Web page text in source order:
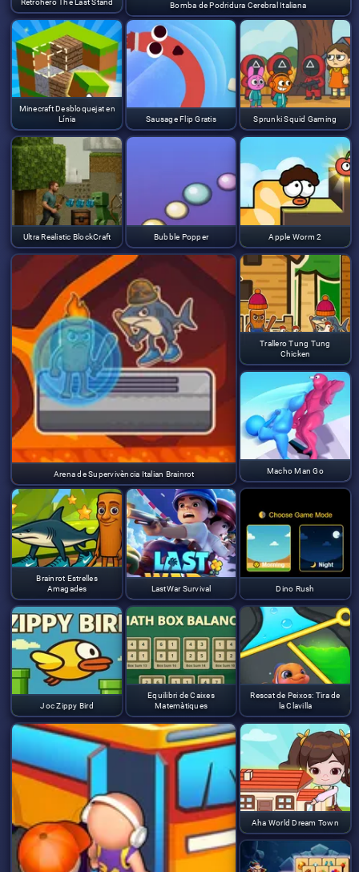
Bomba de Podridura Cerebral Italiana
Minecraft Desbloquejat en
Línia
Sausage Flip Gratis Sprunki Squid Gaming
Ultra Realistic BlockCraft Bubble Popper Apple Worm 2
Arena de Supervivència Italian Brainrot
Trallero Tung Tung
Chicken
Macho Man Go
Brainrot Estrelles
Amagades
LastWar Survival Dino Rush
Joc Zippy Bird
Equilibri de Caixes
Matemàtiques
Rescat de Peixos: Tira de
la Clavilla
Aha World Dream Town